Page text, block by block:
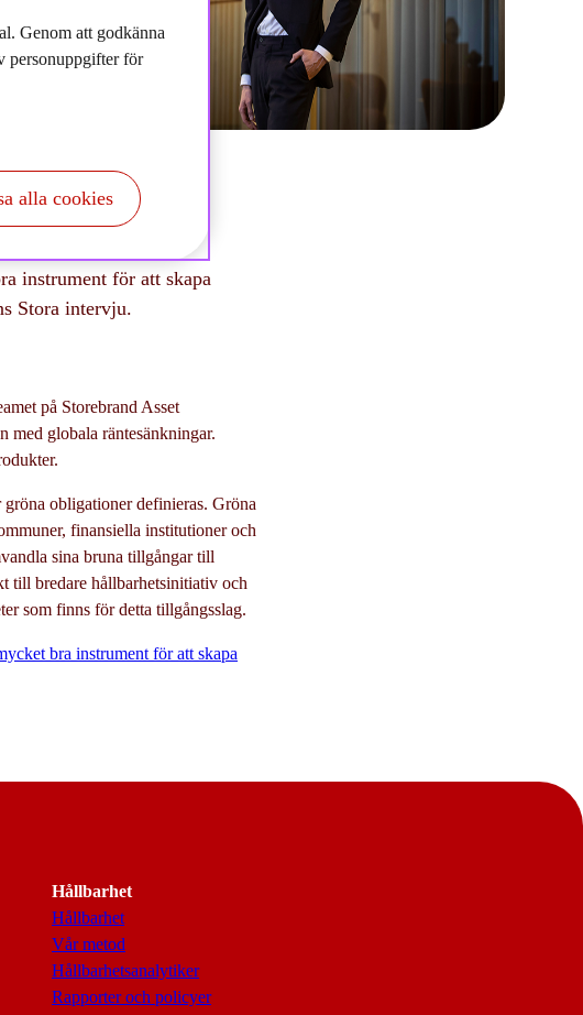
instrument för att skapa
Stora intervju.
på Storebrand Asset
med globala räntesänkningar.
obligationer definieras. Gröna
finansiella institutioner och
sina bruna tillgångar till
till bredare hållbarhetsinitiativ och
som finns för detta tillgångsslag.
bra instrument för att skapa
Hållbarhet
Hållbarhet
Vår metod
Hållbarhetsanalytiker
Rapporter och policyer
Genom att godkänna
personuppgifter för
alla cookies